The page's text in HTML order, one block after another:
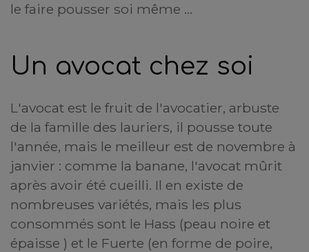
le faire pousser soi même ...
Un avocat chez soi
L'avocat est le fruit de l'avocatier, arbuste
de la famille des lauriers, il pousse toute
l'année, mais le meilleur est de novembre à
janvier : comme la banane, l'avocat mûrit
après avoir été cueilli. Il en existe de
nombreuses variétés, mais les plus
consommés sont le Hass (peau noire et
épaisse ) et le Fuerte (en forme de poire,